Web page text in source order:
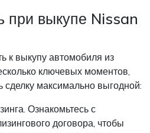
при выкупе Nissan
к выкупу автомобиля из
ключевых моментов,
сделку максимально выгодной:
Ознакомьтесь с
договора, чтобы